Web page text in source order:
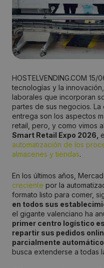
HOSTELVENDING.COM
tecnologías y la
laborales que incorporan
partes de sus negocios.
entrega son los aspectos
retail, pero, y como vimos
Smart Retail Expo 2026,
automatización de los
almacenes y tiendas.
En los últimos años,
creciente por la
formato listo para comer,
en todos sus
el gigante valenciano ha
primer centro logístico
repartir sus pedidos
parcialmente automático
busca extenderse a todas